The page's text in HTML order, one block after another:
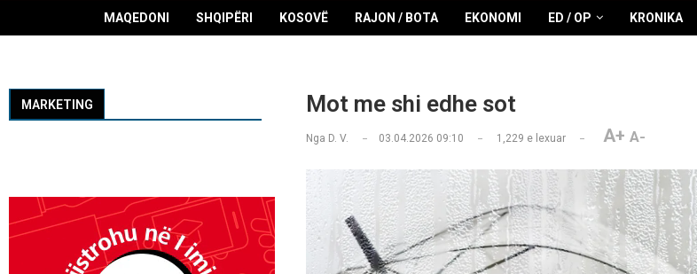
MAQEDONI SHQIPËRI KOSOVË RAJON / BOTA EKONOMI ED / OP KRONIKA
Mot me shi edhe sot
Nga D. V. 03.04.2026 09:10 1,229 e lexuar A+ A-
MARKETING